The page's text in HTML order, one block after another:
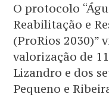
O protocolo
Reabilitação e
(ProRios 2030)”
valorização de
Lizandro e dos
Pequeno e